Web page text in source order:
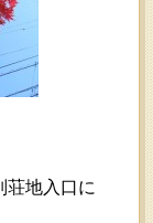
地入口に